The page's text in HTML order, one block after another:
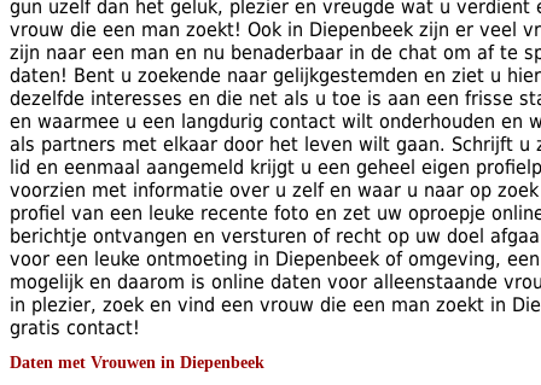
gun uzelf dan het geluk, plezier en vreugde wat u verdient
vrouw die een man zoekt! Ook in Diepenbeek zijn er veel
zijn naar een man en nu benaderbaar in de chat om af te
daten! Bent u zoekende naar gelijkgestemden en ziet u
dezelfde interesses en die net als u toe is aan een frisse
en waarmee u een langdurig contact wilt onderhouden en
als partners met elkaar door het leven wilt gaan. Schrijft u
lid en eenmaal aangemeld krijgt u een geheel eigen
voorzien met informatie over u zelf en waar u naar op
profiel van een leuke recente foto en zet uw oproepje
berichtje ontvangen en versturen of recht op uw doel
voor een leuke ontmoeting in Diepenbeek of omgeving,
mogelijk en daarom is online daten voor alleenstaande
in plezier, zoek en vind een vrouw die een man zoekt in
gratis contact!
Daten met Vrouwen in Diepenbeek